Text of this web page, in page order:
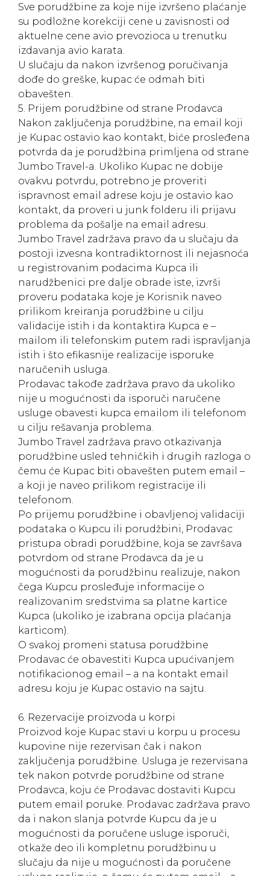
Sve porudžbine za koje nije izvršeno plaćanje
su podložne korekciji cene u zavisnosti od
aktuelne cene avio prevozioca u trenutku
izdavanja avio karata.
U slučaju da nakon izvršenog poručivanja
dođe do greške, kupac će odmah biti
obavešten.
5. Prijem porudžbine od strane Prodavca
Nakon zaključenja porudžbine, na email koji
je Kupac ostavio kao kontakt, biće prosleđena
potvrda da je porudžbina primljena od strane
Jumbo Travel-a. Ukoliko Kupac ne dobije
ovakvu potvrdu, potrebno je proveriti
ispravnost email adrese koju je ostavio kao
kontakt, da proveri u junk folderu ili prijavu
problema da pošalje na email adresu.
Jumbo Travel zadržava pravo da u slučaju da
postoji izvesna kontradiktornost ili nejasnoća
u registrovanim podacima Kupca ili
narudžbenici pre dalje obrade iste, izvrši
proveru podataka koje je Korisnik naveo
prilikom kreiranja porudžbine u cilju
validacije istih i da kontaktira Kupca e –
mailom ili telefonskim putem radi ispravljanja
istih i što efikasnije realizacije isporuke
naručenih usluga.
Prodavac takođe zadržava pravo da ukoliko
nije u mogućnosti da isporuči naručene
usluge obavesti kupca emailom ili telefonom
u cilju rešavanja problema.
Jumbo Travel zadržava pravo otkazivanja
porudžbine usled tehničkih i drugih razloga o
čemu će Kupac biti obavešten putem email –
a koji je naveo prilikom registracije ili
telefonom.
Po prijemu porudžbine i obavljenoj validaciji
podataka o Kupcu ili porudžbini, Prodavac
pristupa obradi porudžbine, koja se završava
potvrdom od strane Prodavca da je u
mogućnosti da porudžbinu realizuje, nakon
čega Kupcu prosleđuje informacije o
realizovanim sredstvima sa platne kartice
Kupca (ukoliko je izabrana opcija plaćanja
karticom).
O svakoj promeni statusa porudžbine
Prodavac će obavestiti Kupca upućivanjem
notifikacionog email – a na kontakt email
adresu koju je Kupac ostavio na sajtu.
6. Rezervacije proizvoda u korpi
Proizvod koje Kupac stavi u korpu u procesu
kupovine nije rezervisan čak i nakon
zaključenja porudžbine. Usluga je rezervisana
tek nakon potvrde porudžbine od strane
Prodavca, koju će Prodavac dostaviti Kupcu
putem email poruke. Prodavac zadržava pravo
da i nakon slanja potvrde Kupcu da je u
mogućnosti da poručene usluge isporuči,
otkaže deo ili kompletnu porudžbinu u
slučaju da nije u mogućnosti da poručene